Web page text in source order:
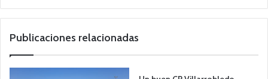
we
Publicaciones relacionadas